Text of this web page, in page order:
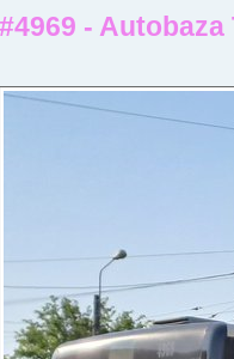
#4969 -